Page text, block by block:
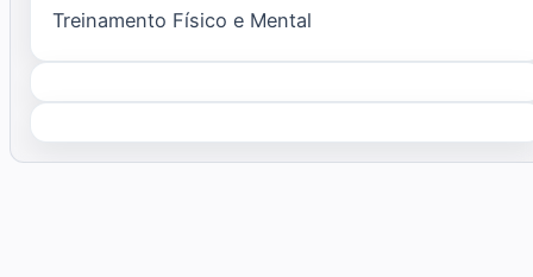
Treinamento Físico e Mental